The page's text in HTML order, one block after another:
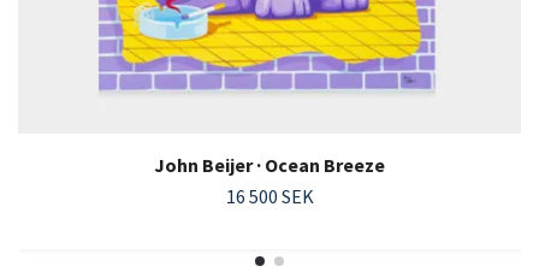
John Beijer · Ocean Breeze
16 500 SEK